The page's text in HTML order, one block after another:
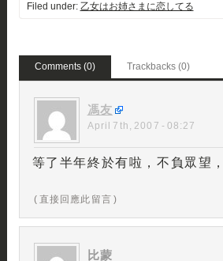
Filed under: 乙女はお姉さまに恋してる
Comments (0) Trackbacks (0)
馮友
April 7th, 2007 - 08:27
等了半年終於有啦，不負眾望
( 直接回應此留言 )
比蒙